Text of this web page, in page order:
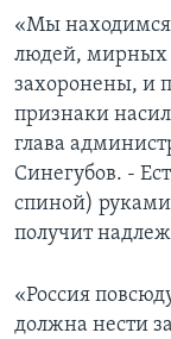
«Мы находимся
людей, мирных
захоронены, и
признаки
глава
Синегубов. -
спиной)
получит
«Россия
должна нести